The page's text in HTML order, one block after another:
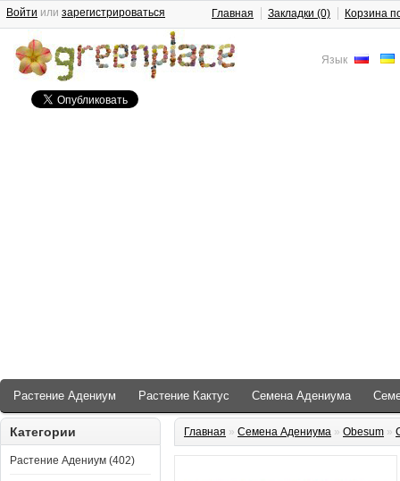
Язык
Войти или зарегистрироваться Главная Закладки (0) Корзина
Растение Адениум Растение Кактус Семена Адениума
Категории
Растение Адениум (402)
Главная » Семена Адениума » Obesum »